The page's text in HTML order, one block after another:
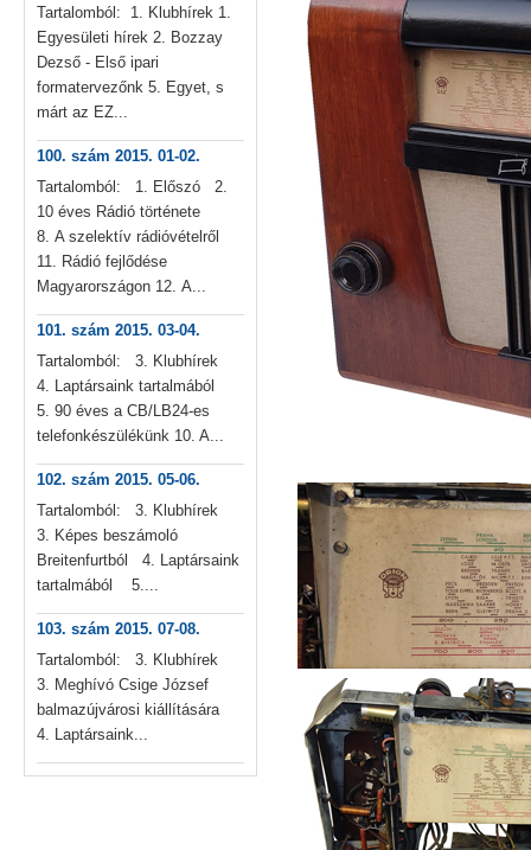
Tartalomból: 1. Klubhírek 1.
Egyesületi hírek 2. Bozzay
Dezső - Első ipari
formatervezőnk 5. Egyet, s
márt az EZ...
100. szám 2015. 01-02.
Tartalomból: 1. Előszó 2.
10 éves Rádió története
8. A szelektív rádióvételről
11. Rádió fejlődése
Magyarországon 12. A...
101. szám 2015. 03-04.
Tartalomból: 3. Klubhírek
4. Laptársaink tartalmából
5. 90 éves a CB/LB24-es
telefonkészülékünk 10. A...
102. szám 2015. 05-06.
Tartalomból: 3. Klubhírek
3. Képes beszámoló
Breitenfurtból 4. Laptársaink
tartalmából 5....
103. szám 2015. 07-08.
Tartalomból: 3. Klubhírek
3. Meghívó Csige József
balmazújvárosi kiállítására
4. Laptársaink...